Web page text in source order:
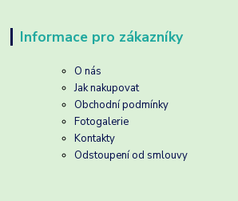
Informace pro zákazníky
O nás
Jak nakupovat
Obchodní podmínky
Fotogalerie
Kontakty
Odstoupení od smlouvy